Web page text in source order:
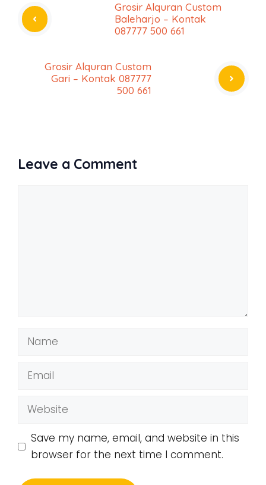
Grosir Alquran Custom
Baleharjo – Kontak
087777 500 661
Grosir Alquran Custom
Gari – Kontak 087777
500 661
Leave a Comment
Name
Email
Website
Save my name, email, and website in this
browser for the next time I comment.